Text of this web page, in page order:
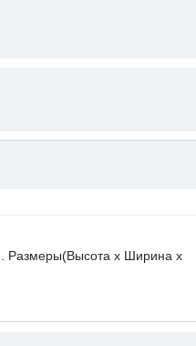
. Размеры(Высота х Ширина х